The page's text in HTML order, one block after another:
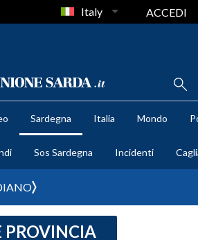
Italy ACCEDI
Sardegna Italia Mondo
Sos Sardegna Incidenti
PROVINCIA